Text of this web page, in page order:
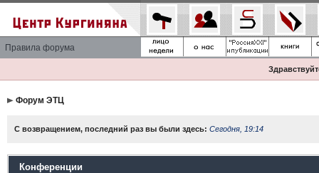
Правила форума
Форум ЭТЦ
С возвращением, последний раз вы были здесь: Сегодня, 19:14
Конференции